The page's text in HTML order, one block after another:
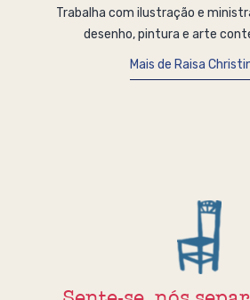
Trabalha com ilustração e
desenho, pintura e arte
Mais de Raisa